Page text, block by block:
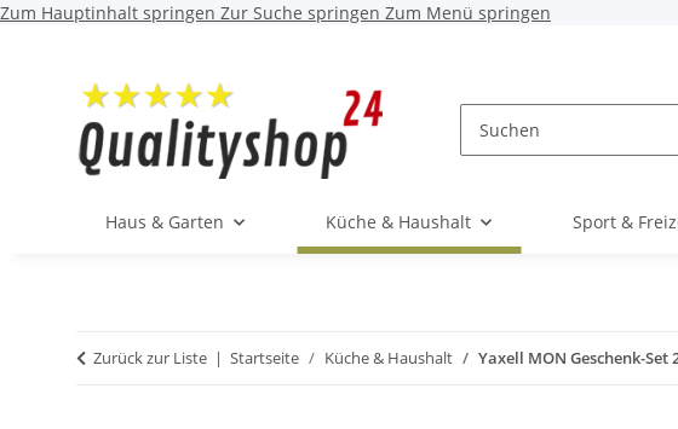
Zum Hauptinhalt springen Zur Suche springen Zum Menü springen
Haus & Garten Küche & Haushalt Sport &
Zurück zur Liste Startseite Küche & Haushalt Yaxell MON Geschenk-